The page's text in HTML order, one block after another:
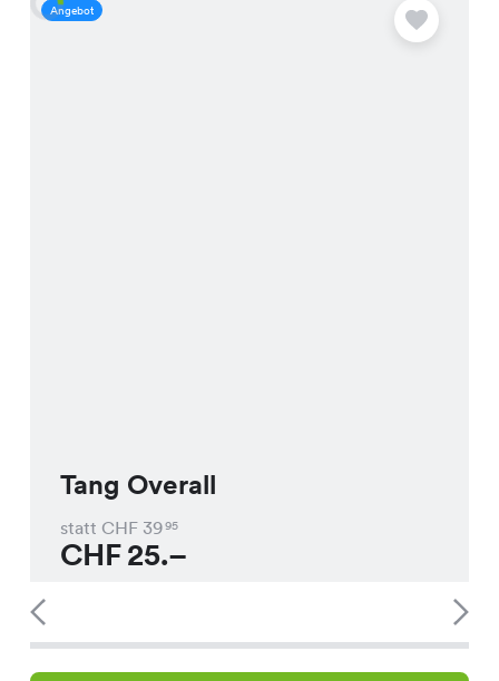
Angebot
Tang Overall
statt CHF 3995
CHF25.–